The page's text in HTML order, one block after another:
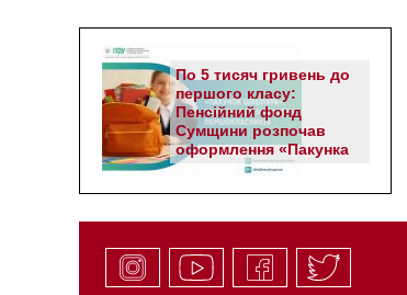
По 5 тисяч гривень до
першого класу:
Пенсійний фонд
Сумщини розпочав
оформлення «Пакунка
школяра»